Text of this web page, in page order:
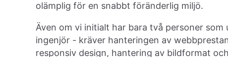
olämplig för en snabbt föränderlig miljö.
Även om vi initialt har bara två personer
ingenjör - kräver hanteringen av
responsiv design, hantering av bildformat